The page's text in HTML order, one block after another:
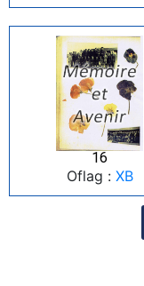
16
Oflag : XB